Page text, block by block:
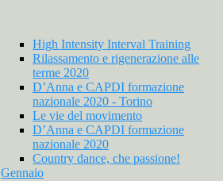
High Intensity Interval Training
Rilassamento e rigenerazione alle
terme 2020
D’Anna e CAPDI formazione
nazionale 2020 - Torino
Le vie del movimento
D’Anna e CAPDI formazione
nazionale 2020
Country dance, che passione!
Gennaio